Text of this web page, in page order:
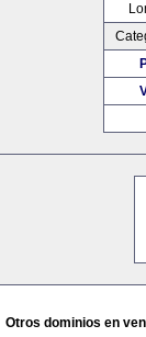
Otros dominios en